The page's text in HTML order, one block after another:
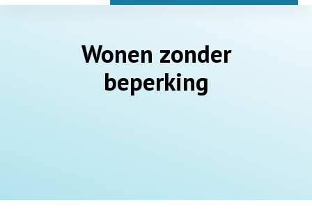
Wonen zonder
beperking